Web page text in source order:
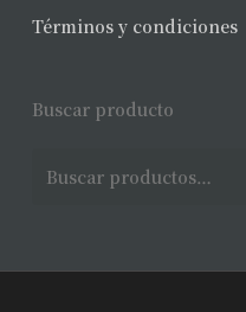
Términos y condiciones
Buscar producto